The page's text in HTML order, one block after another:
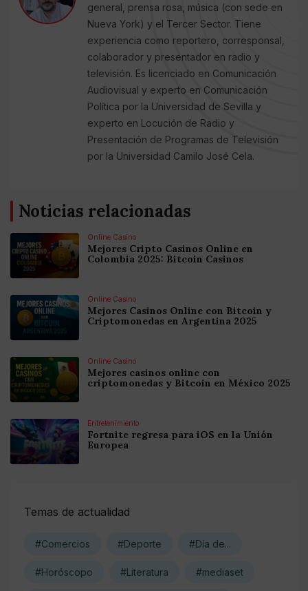
general, prensa rosa, música (con sede en
Nueva York) y el Tercer Sector. Tiene
experiencia como reportero, corresponsal,
colaborador y presentador en radio y
televisión. Es licenciado en Comunicación
Audiovisual y experto en Comunicación
Política por la Universidad de Sevilla y
experto en Locución de Radio y
Presentación de Programas de Televisión
por la Universidad Camilo José Cela.
Noticias relacionadas
Online Casino
Mejores Cripto Casinos Online en
Colombia 2025: Bitcoin Casinos
Online Casino
Mejores Casinos Online con Bitcoin y
Criptomonedas en Argentina 2025
Online Casino
Mejores casinos online con
criptomonedas y Bitcoin en México 2025
Entretenimiento
Fortnite regresa para iOS en la Unión
Europea
Temas de actualidad
#Comercios #Deporte #Día de...
#Horóscopo #Literatura #mediaset